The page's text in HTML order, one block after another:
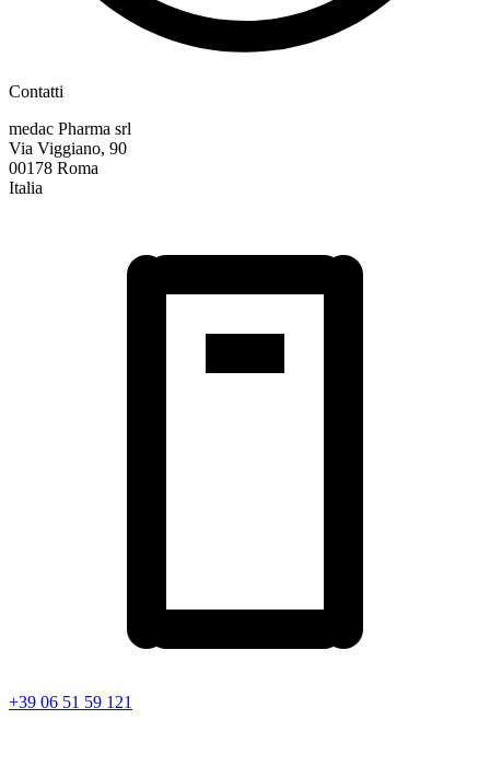
Contatti
medac Pharma srl
Via Viggiano, 90
00178 Roma
Italia
+39 06 51 59 121